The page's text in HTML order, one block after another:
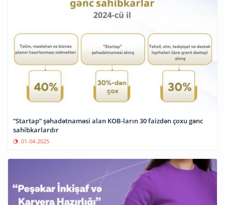
“Startap” şəhadətnaməsi alan KOB-ların 30 faizdən çoxu gənc
sahibkarlardır
01-04-2025